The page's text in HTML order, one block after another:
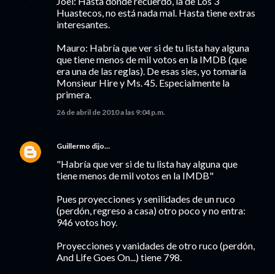
Huastecos, no está nada mal. Hasta tiene extras
interesantes.
Mauro: Habría que ver si de tu lista hay alguna
que tiene menos de mil votos en la IMDB (que
era una de las reglas). De esas sies, yo tomaría
Monsieur Hire y Ms. 45. Especialmente la
primera.
26 de abril de 2010 a las 9:04 p.m.
Guillermo dijo…
"Habría que ver si de tu lista hay alguna que
tiene menos de mil votos en la IMDB"
Pues proyecciones y senilidades de un ruco
(perdón, regreso a casa) otro poco y no entra:
946 votos hoy.
Proyecciones y vanidades de otro ruco (perdón,
And Life Goes On...) tiene 798.